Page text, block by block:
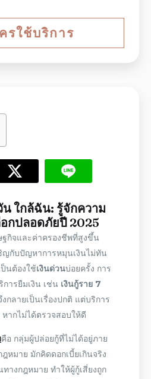
รใช้บริการ
น ใกล้ฉัน: รู้จักความ
อกปลอดภัยปี 2025
ฐกิจและค่าครองชีพที่สูงขึ้น
ญกับปัญหาการหมุนเงินไม่ทัน
นต้องใช้เงินด่วนบ่อยครั้ง การ
ารยืมเงิน เช่น เงินกู้ราย 7
งกลายเป็นเรื่องปกติ แต่บริการ
หากไม่ได้ตรวจสอบให้ดี
คือ กลุ่มผู้ปล่อยกู้ที่ไม่ได้อยู่ภาย
หมาย มักคิดดอกเบี้ยเกินจริง
างกฎหมาย ทำให้ผู้กู้เสี่ยงถูก